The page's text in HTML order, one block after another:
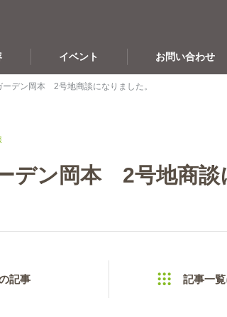
イベント お問い合わせ
ーデン岡本 2号地商談になりました。
デン岡本 2号地商談
記事 記事一